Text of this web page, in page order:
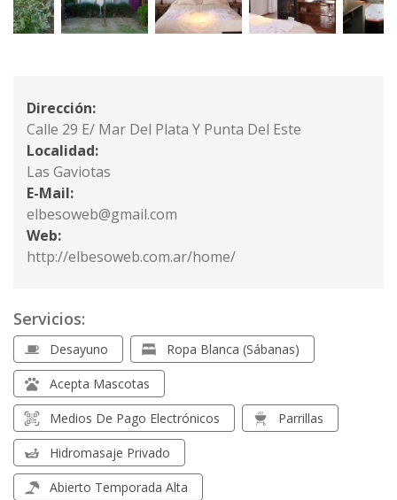
Dirección:
Calle 29 E/ Mar Del Plata Y Punta Del Este
Localidad:
Las Gaviotas
E-Mail:
elbesoweb@gmail.com
Web:
http://elbesoweb.com.ar/home/
Servicios:
Desayuno Ropa Blanca (sábanas)
Acepta Mascotas
Medios De Pago Electrónicos Parrillas
Hidromasaje Privado
Abierto Temporada Alta